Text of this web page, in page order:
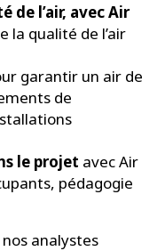
de l’air, avec Air
la qualité de l’air
garantir un air de
de
le projet avec Air
pédagogie
nos analystes